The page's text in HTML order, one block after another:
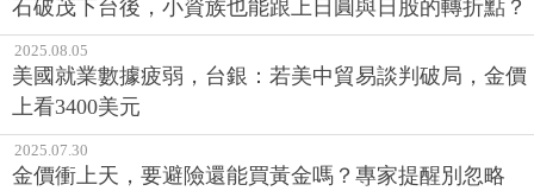
石破茂下台後，小資族也能跟上日圓與日股的轉折點？
2025.08.05
美國就業數據疲弱，台銀：若美中貿易談判破局，金價
上看3400美元
2025.07.30
金價衝上天，要避險還能買黃金嗎？專家提醒別忽略